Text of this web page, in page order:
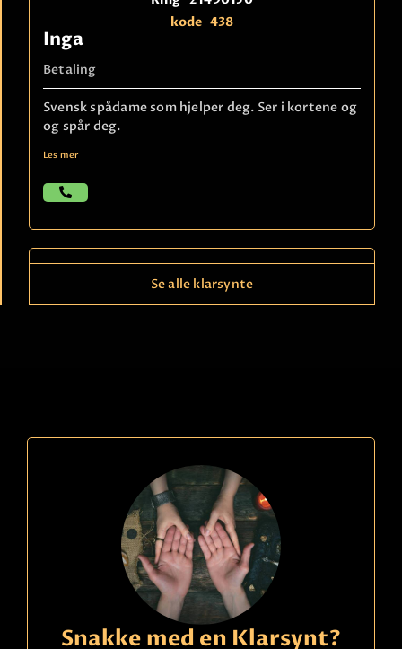
kode 438
Inga
Betaling
Svensk spådame som hjelper deg. Ser i kortene og
og spår deg.
Les mer
Anbefalt - utrolig nøyaktig og raske svar! Kjent
og etterspurt i Sverige & Norge - mange fornøyde
og faste kunder. Født medial - Reikimester i 20 år.
Svensktalende.
Se alle klarsynte
Snakke med en Klarsynt?